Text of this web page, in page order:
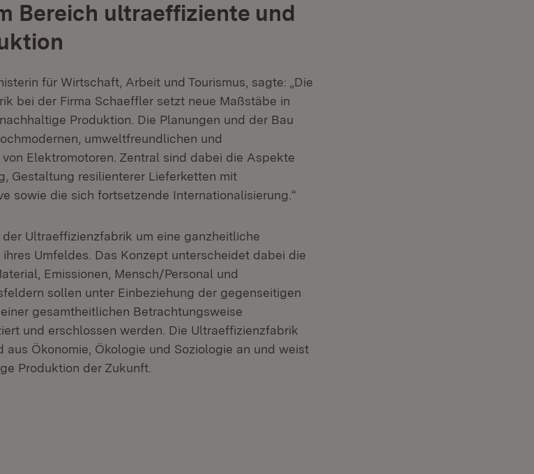
Bereich ultraeffiziente und
für Wirtschaft, Arbeit und Tourismus, sagte: „Die
bei der Firma Schaeffler setzt neue Maßstäbe in
Produktion. Die Planungen und der Bau
umweltfreundlichen und
Elektromotoren. Zentral sind dabei die Aspekte
Gestaltung resilienterer Lieferketten mit
sowie die sich fortsetzende Internationalisierung.“
Ultraeffizienzfabrik um eine ganzheitliche
Umfeldes. Das Konzept unterscheidet dabei die
Emissionen, Mensch/Personal und
sollen unter Einbeziehung der gegenseitigen
gesamtheitlichen Betrachtungsweise
und erschlossen werden. Die Ultraeffizienzfabrik
Ökonomie, Ökologie und Soziologie an und weist
Produktion der Zukunft.